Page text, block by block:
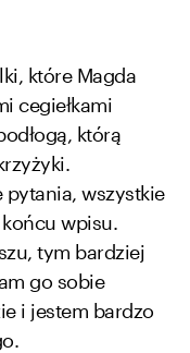
które Magda
cegiełkami
którą
pytania, wszystkie
wpisu.
tym bardziej
go sobie
i jestem bardzo